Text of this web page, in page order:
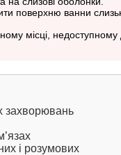
поверхню ванни
місці, недоступному
захворювань
і розумових